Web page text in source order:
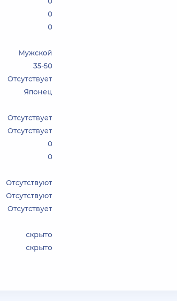
0
0
Мужской
35-50
Отсутствует
Японец
Отсутствует
Отсутствует
0
0
Отсутствуют
Отсутствуют
Отсутствует
скрыто
скрыто